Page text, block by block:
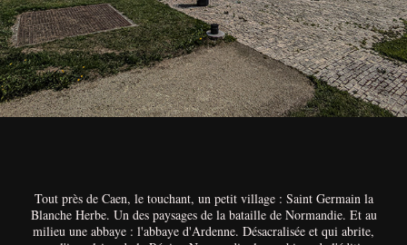
Tout près de Caen, le touchant, un petit village : Saint Germain la
Blanche Herbe. Un des paysages de la bataille de Normandie. Et au
milieu une abbaye : l'abbaye d'Ardenne. Désacralisée et qui abrite,